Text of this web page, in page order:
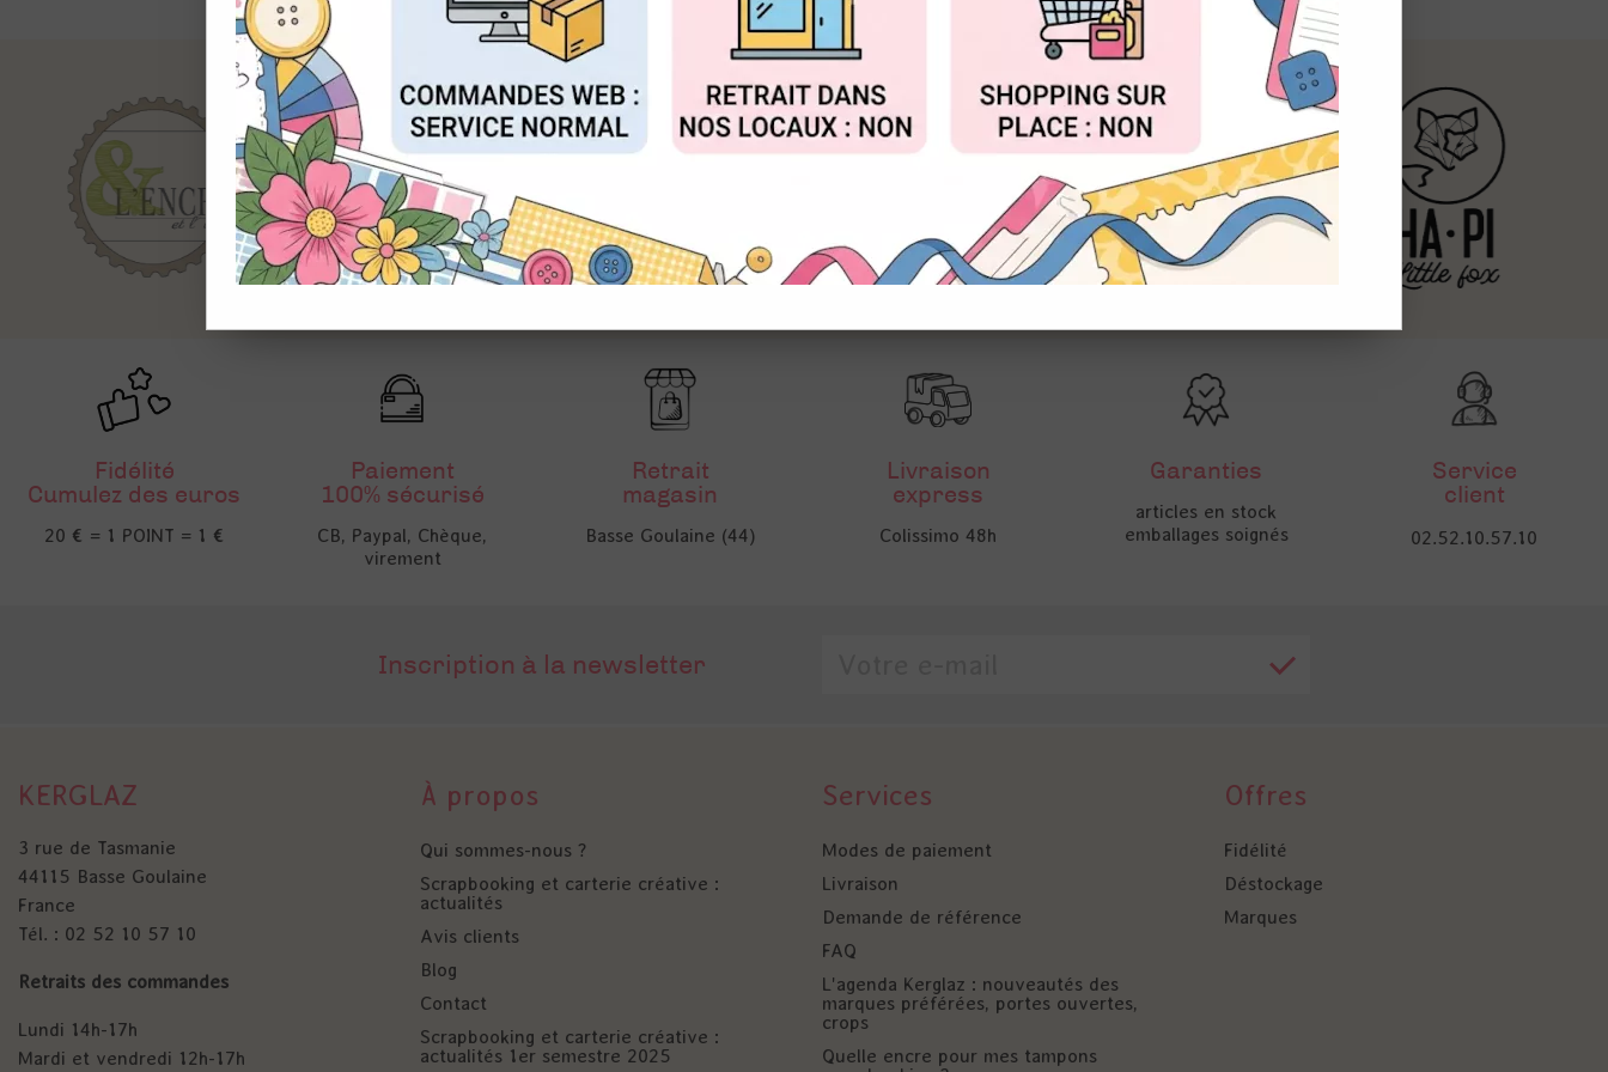
Fidélité
Cumulez des euros
20 € = 1 POINT = 1 €
Paiement
100% sécurisé
CB, Paypal, Chèque,
virement
Retrait
magasin
Basse Goulaine (44)
Livraison
express
Colissimo 48h
Garanties
articles en stock
emballages soignés
Service
client
02.52.10.57.10
Inscription à la newsletter
KERGLAZ
3 rue de Tasmanie
44115 Basse Goulaine
France
Tél. : 02 52 10 57 10
Retraits des commandes
Lundi 14h-17h
Mardi et vendredi 12h-17h
À propos
Qui sommes-nous ?
Scrapbooking et carterie créative :
actualités
Avis clients
Blog
Contact
Scrapbooking et carterie créative :
actualités 1er semestre 2025
Services
Modes de paiement
Livraison
Demande de référence
FAQ
L'agenda Kerglaz : nouveautés des
marques préférées, portes ouvertes,
crops
Quelle encre pour mes tampons
Offres
Fidélité
Déstockage
Marques
CONFIGURER ACCEPTER TOUT